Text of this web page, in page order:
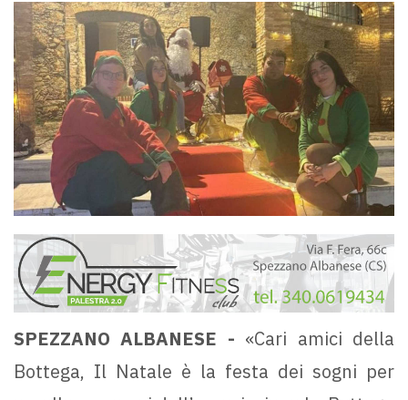
SPEZZANO ALBANESE - «Cari amici della
Bottega, Il Natale è la festa dei sogni per